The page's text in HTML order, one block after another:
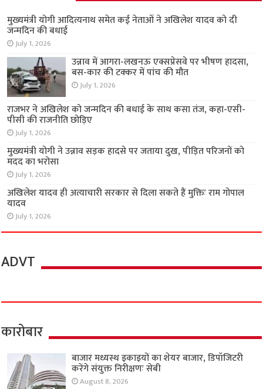
मुख्यमंत्री योगी आदित्यनाथ समेत कई नेताओं ने अखिलेश यादव को दी
जन्मदिन की बधाई
July 1, 2026
उन्नाव में आगरा-लखनऊ एक्सप्रेसवे पर भीषण हादसा,
बस-कार की टक्कर में पांच की मौत
July 1, 2026
राजभर ने अखिलेश को जन्मदिन की बधाई के साथ कसा तंज, कहा-एसी-
पीसी की राजनीति छोड़िए
July 1, 2026
मुख्यमंत्री योगी ने उन्नाव सड़क हादसे पर जताया दुख, पीड़ित परिजनों को
मदद का भरोसा
July 1, 2026
अखिलेश यादव ही अत्याचारी सरकार से दिला सकते हैं मुक्तिः राम गोपाल
यादव
July 1, 2026
ADVT
कारोबार
बाजार मध्यस्थ इकाइयों का शेयर बाजार, डिपॉजिटरी
करेंगे संयुक्त निरीक्षणः सेबी
August 8, 2026